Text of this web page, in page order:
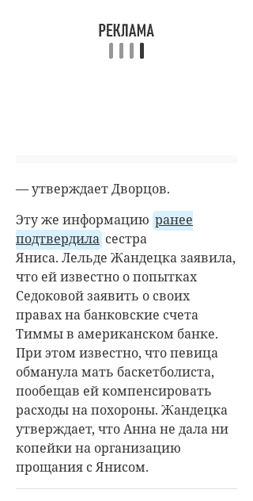
— утверждает Дворцов.
Эту же информацию ранее
подтвердила сестра
Яниса. Лельде Жандецказаявила,
что ей известно о попытках
Седоковой заявить о своих
правах на банковские счета
Тиммы в американском банке.
При этом известно, что певица
обманула мать баскетболиста,
пообещав ей компенсировать
расходы на похороны. Жандецка
утверждает, что Анна не дала ни
копейки на организацию
прощания с Янисом.